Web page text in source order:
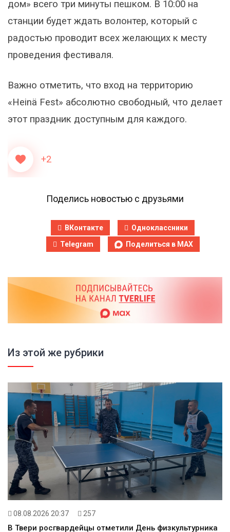
дом» всего три минуты пешком. В 10:00 на
станции будет ждать волонтер, который с
радостью проводит всех желающих к месту
проведения фестиваля.
Важно отметить, что вход на территорию
«Heinä Fest» абсолютно свободный, что делает
этот праздник доступным для каждого.
+2
Поделись новостью с друзьями
ВКонтакте
Одноклассники
Telegram
Поделиться в MAX
Из этой же рубрики
08.08.2026 20:37 257
В Твери росгвардейцы отметили День физкультурника